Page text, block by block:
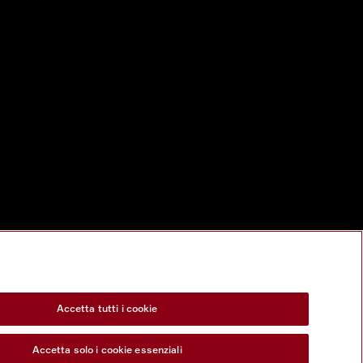
Accetta tutti i cookie
Accetta solo i cookie essenziali